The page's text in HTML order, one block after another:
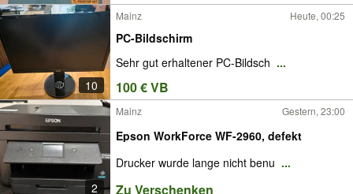
10
Mainz Heute, 00:25
PC-Bildschirm
Sehr gut erhaltener PC-Bildsch ...
100 € VB
2
Mainz Gestern, 23:00
Epson WorkForce WF-2960, defekt
Drucker wurde lange nicht benu ...
Zu Verschenken